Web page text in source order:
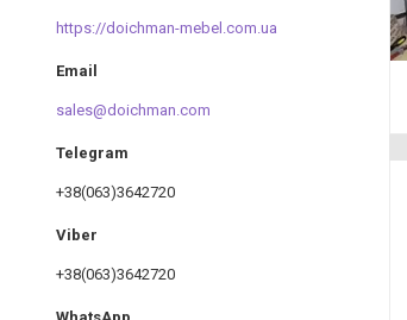
https://doichman-mebel.com.ua
sales@doichman.com
+38(063)3642720
+38(063)3642720